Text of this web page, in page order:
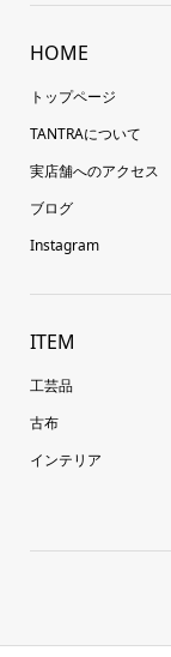
HOME
トップページ
TANTRAについて
実店舗へのアクセス
ブログ
Instagram
ITEM
工芸品
古布
インテリア